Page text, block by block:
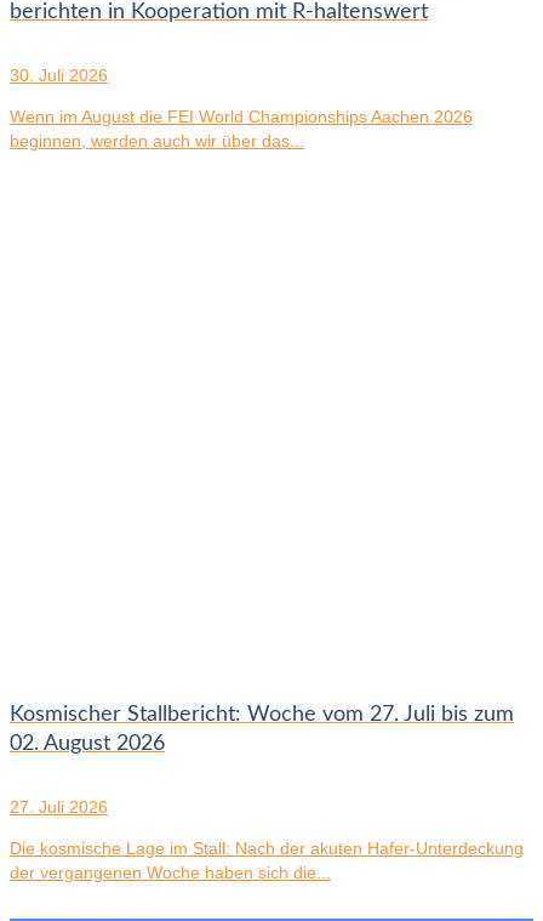
berichten in Kooperation mit R-haltenswert
30. Juli 2026
Wenn im August die FEI World Championships Aachen 2026
beginnen, werden auch wir über das...
Kosmischer Stallbericht: Woche vom 27. Juli bis zum
02. August 2026
27. Juli 2026
Die kosmische Lage im Stall: Nach der akuten Hafer-Unterdeckung
der vergangenen Woche haben sich die...